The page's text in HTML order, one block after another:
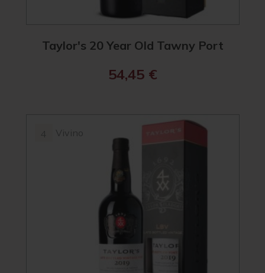
Taylor's 20 Year Old Tawny Port
54,45 €
Vivino